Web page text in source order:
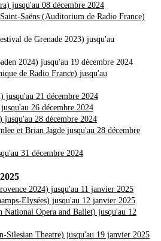
jusqu'au 08 décembre 2024
Saëns (Auditorium de Radio France)
de Grenade 2023) jusqu'au
2024) jusqu'au 19 décembre 2024
de Radio France) jusqu'au
21 décembre 2024
26 décembre 2024
28 décembre 2024
et Brian Jagde jusqu'au 28 décembre
31 décembre 2024
2024) jusqu'au 11 janvier 2025
Elysées) jusqu'au 12 janvier 2025
National Opera and Ballet) jusqu'au 12
Silesian Theatre) jusqu'au 19 janvier 2025